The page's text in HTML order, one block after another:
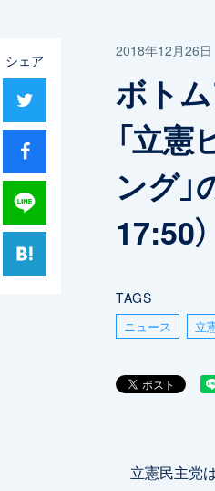
シェア
Lineで送る
2018年12月26日
ボト
「立
ング
17:50）
TAGS
ニュース 立
立憲民主党